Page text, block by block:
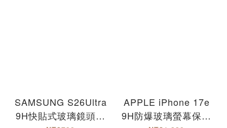
SAMSUNG S26Ultra
9H快貼式玻璃鏡頭保
APPLE iPhone 17e
9H防爆玻璃螢幕保護